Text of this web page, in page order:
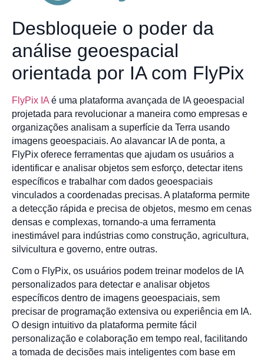
Desbloqueie o poder da
análise geoespacial
orientada por IA com FlyPix
FlyPix IA é uma plataforma avançada de IA geoespacial
projetada para revolucionar a maneira como empresas e
organizações analisam a superfície da Terra usando
imagens geoespaciais. Ao alavancar IA de ponta, a
FlyPix oferece ferramentas que ajudam os usuários a
identificar e analisar objetos sem esforço, detectar itens
específicos e trabalhar com dados geoespaciais
vinculados a coordenadas precisas. A plataforma permite
a detecção rápida e precisa de objetos, mesmo em cenas
densas e complexas, tornando-a uma ferramenta
inestimável para indústrias como construção, agricultura,
silvicultura e governo, entre outras.
Com o FlyPix, os usuários podem treinar modelos de IA
personalizados para detectar e analisar objetos
específicos dentro de imagens geoespaciais, sem
precisar de programação extensiva ou experiência em IA.
O design intuitivo da plataforma permite fácil
personalização e colaboração em tempo real, facilitando
a tomada de decisões mais inteligentes com base em